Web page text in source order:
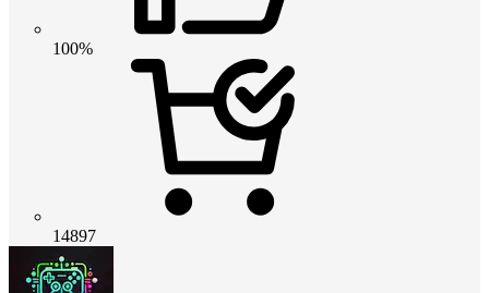
100%
14897